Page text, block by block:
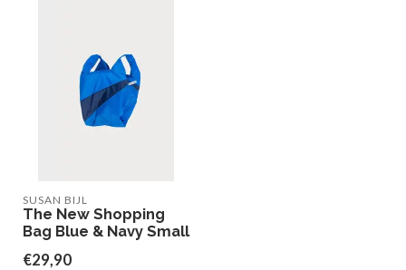
SUSAN BIJL
The New Shopping
Bag Blue & Navy Small
€29,90